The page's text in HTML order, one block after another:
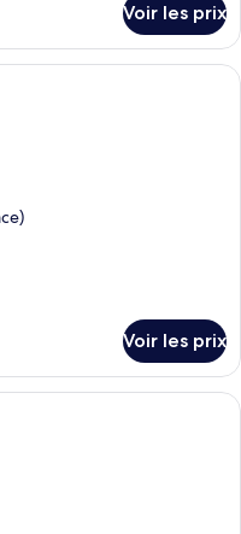
Voir les prix
hébergement sous tente
Voir les prix
hébergement sous tente